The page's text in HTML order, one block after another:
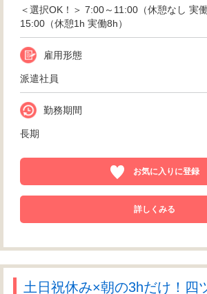
＜選択OK！＞ 7:00～11:00（休憩なし 実
15:00（休憩1h 実働8h）
雇用形態
派遣社員
勤務期間
長期
お気に入りに登録
詳しくみる
土日祝休み×朝の3hだけ！四